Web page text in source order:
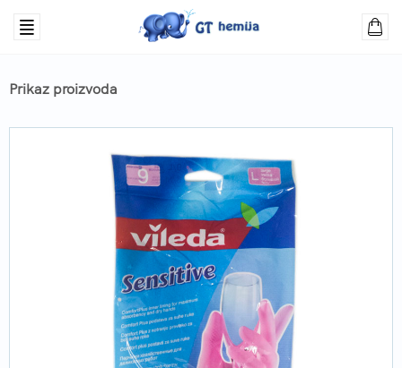
Prikaz proizvoda